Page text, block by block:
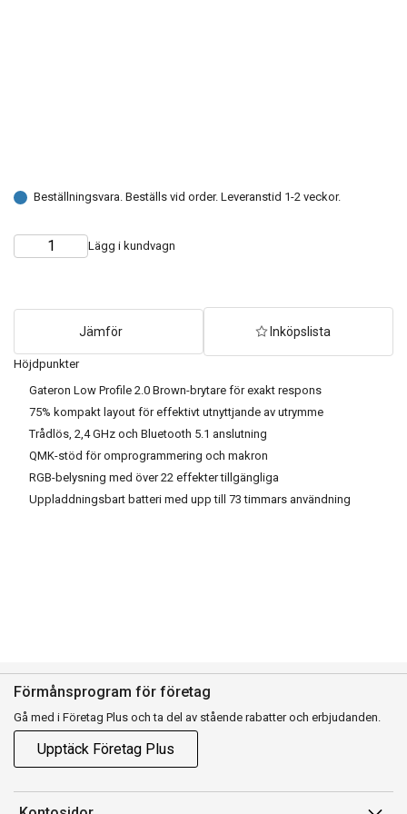
Höjdpunkter
Gateron Low Profile 2.0 Brown-brytare för exakt respons
75% kompakt layout för effektivt utnyttjande av utrymme
Trådlös, 2,4 GHz och Bluetooth 5.1 anslutning
QMK-stöd för omprogrammering och makron
RGB-belysning med över 22 effekter tillgängliga
Uppladdningsbart batteri med upp till 73 timmars användning
Beställningsvara. Beställs vid order. Leveranstid 1-2 veckor.
Choose
Quantity Lägg i kundvagn
Jämför Inköpslista
Förmånsprogram för företag
Gå med i Företag Plus och ta del av stående rabatter och erbjudanden.
Upptäck Företag Plus